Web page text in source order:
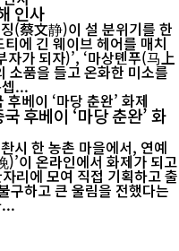
인사
(蔡文静)이 설 분위기를 한
에 긴 웨이브 헤어를 매치
가 되자)’, ‘마상톈푸(马上
소품을 들고 온화한 미소를
...
후베이 ‘마당 춘완’ 화
시 한 농촌 마을에서, 연예
)’이 온라인에서 화제가 되고
리에 모여 직접 기획하고 출
구하고 큰 울림을 전했다는
...